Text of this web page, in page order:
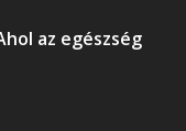
az egészség